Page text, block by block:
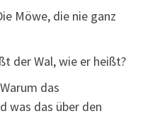
Möwe, die nie ganz
der Wal, wie er heißt?
das
was das über den